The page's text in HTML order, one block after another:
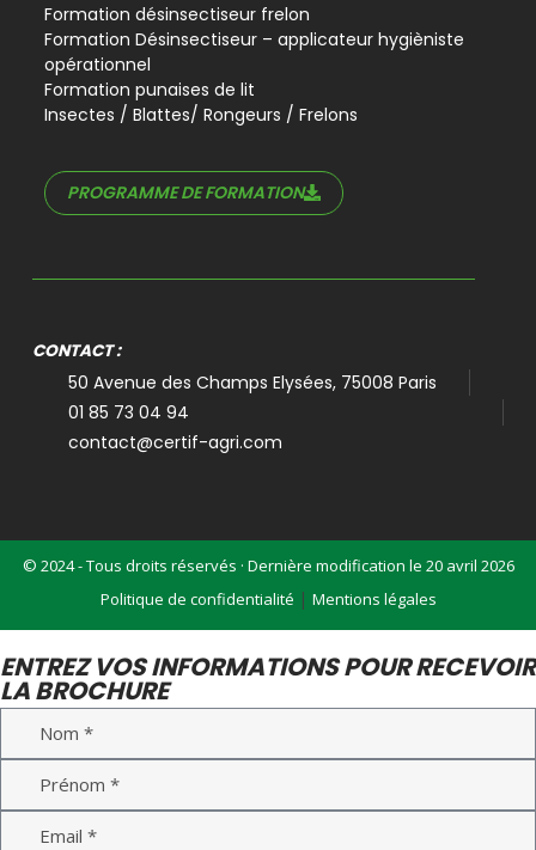
Formation désinsectiseur frelon
Formation Désinsectiseur – applicateur hygièniste
opérationnel
Formation punaises de lit
Insectes / Blattes/ Rongeurs / Frelons
PROGRAMME DE FORMATION
CONTACT :
50 Avenue des Champs Elysées, 75008 Paris
01 85 73 04 94
contact@certif-agri.com
© 2024 - Tous droits réservés · Dernière modification le 20 avril 2026
Politique de confidentialité | Mentions légales
ENTREZ VOS INFORMATIONS POUR RECEVOIR
LA BROCHURE